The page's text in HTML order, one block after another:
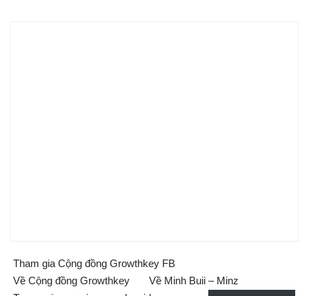
Tham gia Cộng đồng Growthkey FB
Về Cộng đồng Growthkey
Về Minh Buii – Minz